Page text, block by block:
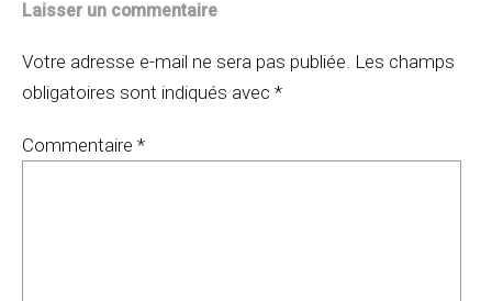
Laisser un commentaire
Votre adresse e-mail ne sera pas publiée. Les champs
obligatoires sont indiqués avec *
Commentaire *